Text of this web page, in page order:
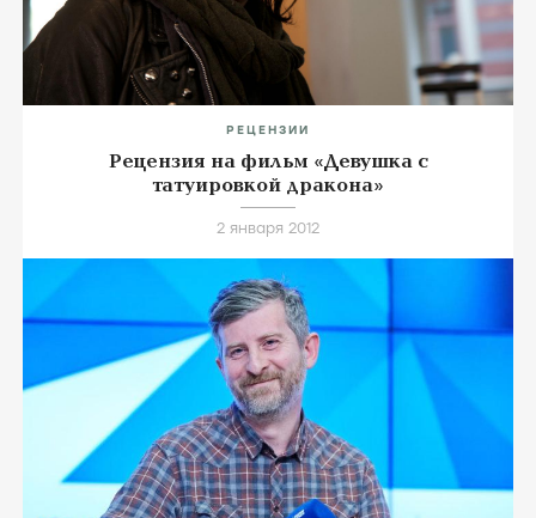
Подборки (2)
РЕЦЕНЗИИ
Рецензия на фильм «Девушка с
татуировкой дракона»